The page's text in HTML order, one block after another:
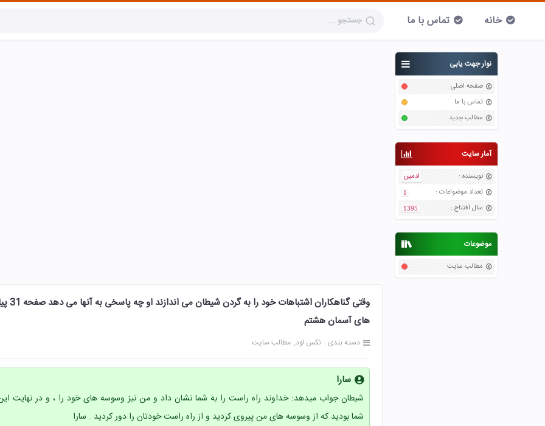
خانه تماس با ما
نوار جهت یابی
صفحه اصلی
تماس با ما
مطالب جدید
آمار سایت
نویسنده :
ادمین
تعداد موضواعات :
1
سال افتتاح :
1395
موضوعات
مطالب سایت
وقتی گناهکاران اشتباهات خود را
های آسمان هشتم
دسته بندی : نکس لود مطالب سایت
سارا
شیطان جواب میدهد: خداوند راه راست را به شما نشان داد و من نیز وسوسه های خود را ، و در نهایت
شما بودید که از وسوسه های من پیروی کردید و از راه راست خودتان را دور کردید . سارا